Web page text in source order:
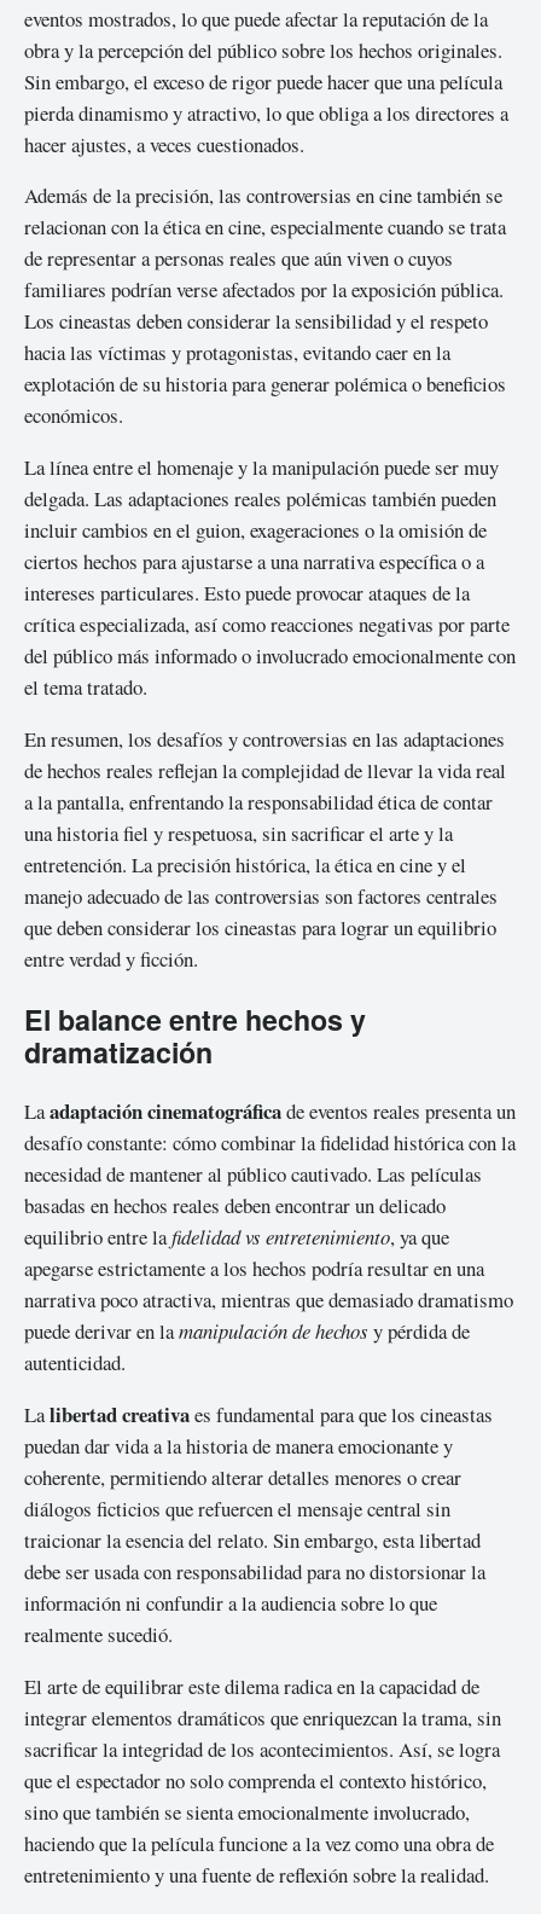
eventos mostrados, lo que puede afectar la reputación de la
obra y la percepción del público sobre los hechos originales.
Sin embargo, el exceso de rigor puede hacer que una película
pierda dinamismo y atractivo, lo que obliga a los directores a
hacer ajustes, a veces cuestionados.
Además de la precisión, las controversias en cine también se
relacionan con la ética en cine, especialmente cuando se trata
de representar a personas reales que aún viven o cuyos
familiares podrían verse afectados por la exposición pública.
Los cineastas deben considerar la sensibilidad y el respeto
hacia las víctimas y protagonistas, evitando caer en la
explotación de su historia para generar polémica o beneficios
económicos.
La línea entre el homenaje y la manipulación puede ser muy
delgada. Las adaptaciones reales polémicas también pueden
incluir cambios en el guion, exageraciones o la omisión de
ciertos hechos para ajustarse a una narrativa específica o a
intereses particulares. Esto puede provocar ataques de la
crítica especializada, así como reacciones negativas por parte
del público más informado o involucrado emocionalmente con
el tema tratado.
En resumen, los desafíos y controversias en las adaptaciones
de hechos reales reflejan la complejidad de llevar la vida real
a la pantalla, enfrentando la responsabilidad ética de contar
una historia fiel y respetuosa, sin sacrificar el arte y la
entretención. La precisión histórica, la ética en cine y el
manejo adecuado de las controversias son factores centrales
que deben considerar los cineastas para lograr un equilibrio
entre verdad y ficción.
El balance entre hechos y
dramatización
Laadaptación cinematográficade eventos reales presenta un
desafío constante: cómo combinar la fidelidad histórica con la
necesidad de mantener al público cautivado. Las películas
basadas en hechos reales deben encontrar un delicado
equilibrio entre lafidelidad vs entretenimiento, ya que
apegarse estrictamente a los hechos podría resultar en una
narrativa poco atractiva, mientras que demasiado dramatismo
puede derivar en lamanipulación de hechos y pérdida de
autenticidad.
Lalibertad creativaes fundamental para que los cineastas
puedan dar vida a la historia de manera emocionante y
coherente, permitiendo alterar detalles menores o crear
diálogos ficticios que refuercen el mensaje central sin
traicionar la esencia del relato. Sin embargo, esta libertad
debe ser usada con responsabilidad para no distorsionar la
información ni confundir a la audiencia sobre lo que
realmente sucedió.
El arte de equilibrar este dilema radica en la capacidad de
integrar elementos dramáticos que enriquezcan la trama, sin
sacrificar la integridad de los acontecimientos. Así, se logra
que el espectador no solo comprenda el contexto histórico,
sino que también se sienta emocionalmente involucrado,
haciendo que la película funcione a la vez como una obra de
entretenimiento y una fuente de reflexión sobre la realidad.